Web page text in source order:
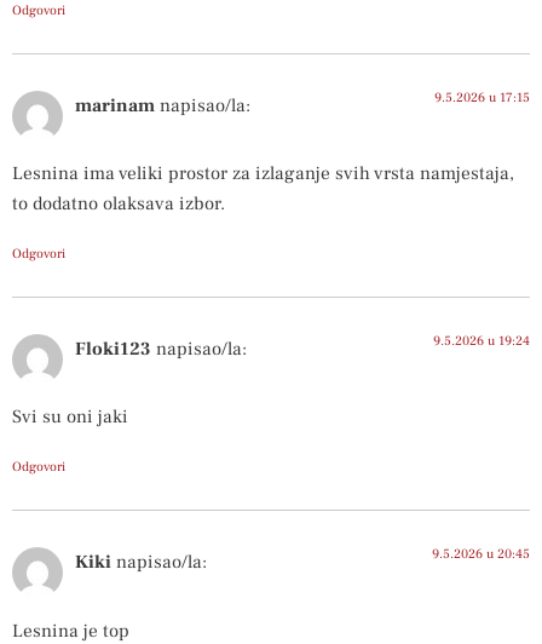
Odgovori
marinam napisao/la: 9.5.2026 u 17:15
Lesnina ima veliki prostor za izlaganje svih vrsta namjestaja,
to dodatno olaksava izbor.
Odgovori
Floki123 napisao/la: 9.5.2026 u 19:24
Svi su oni jaki
Odgovori
Kiki napisao/la: 9.5.2026 u 20:45
Lesnina je top